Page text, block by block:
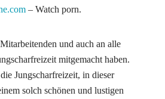
– Watch porn.
und auch an alle
mitgemacht haben.
Jungscharfreizeit, in dieser
solch schönen und lustigen